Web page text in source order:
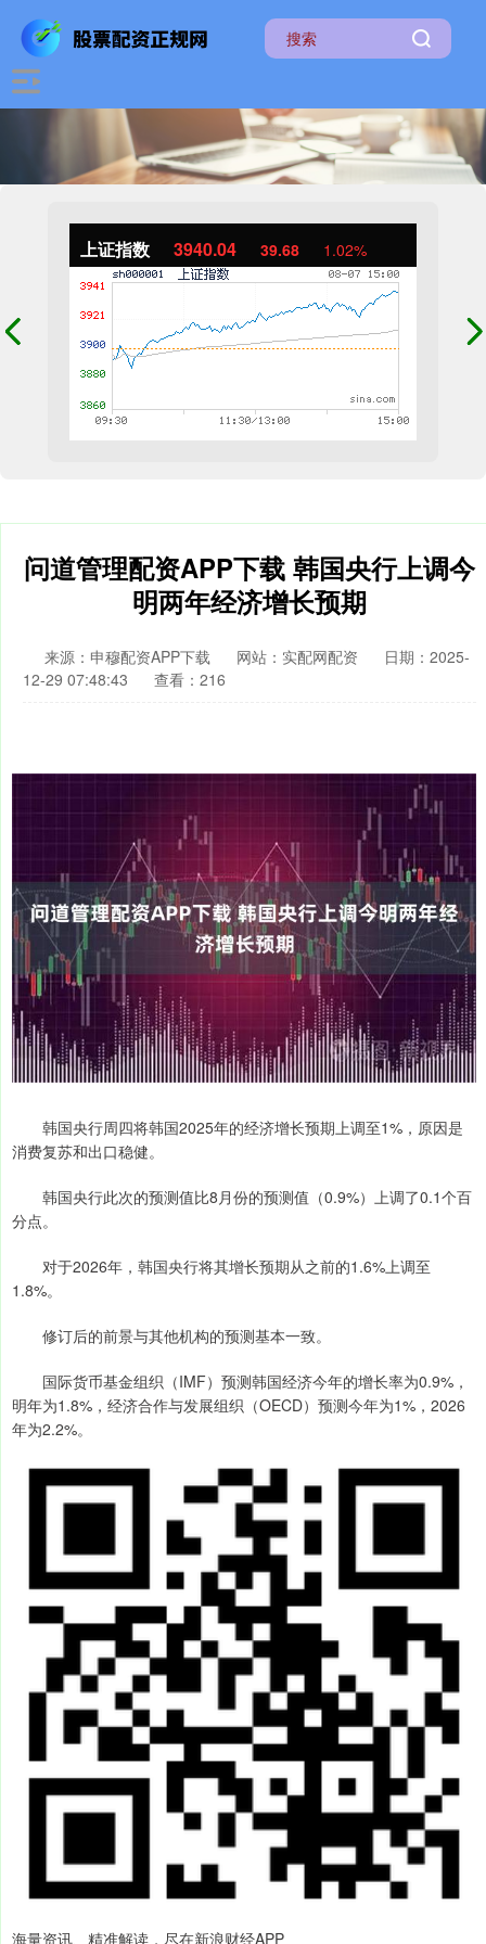
上证指数 3940.04 39.68 1.02%
问道管理配资APP下载 韩国央行上调今
明两年经济增长预期
来源：申穆配资APP下载 网站：实配网配资
日期：2025-
12-29 07:48:43
查看：216
韩国央行周四将韩国2025年的经济增长预期上调至1%，原因是
消费复苏和出口稳健。
韩国央行此次的预测值比8月份的预测值（0.9%）上调了0.1个百
分点。
对于2026年，韩国央行将其增长预期从之前的1.6%上调至
1.8%。
修订后的前景与其他机构的预测基本一致。
国际货币基金组织（IMF）预测韩国经济今年的增长率为0.9%，
明年为1.8%，经济合作与发展组织（OECD）预测今年为1%，2026
年为2.2%。
海量资讯、精准解读，尽在新浪财经APP